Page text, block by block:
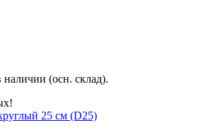
(осн. склад).